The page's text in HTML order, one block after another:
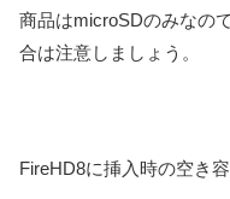
商品はmicroSDのみなの
合は注意しましょう。
FireHD8に挿入時の空き